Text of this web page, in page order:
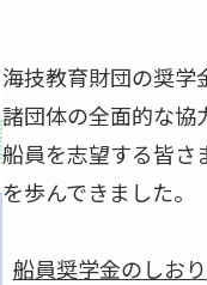
海技教育財団の奨学
諸団体の全面的な協
船員を志望する皆さ
を歩んできました。
船員奨学金のしお